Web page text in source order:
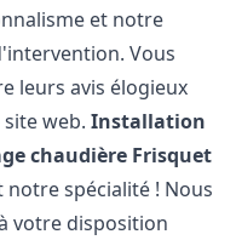
et notre
Vous
leurs avis élogieux
web.Installation
chaudière Frisquet
notre spécialité ! Nous
votre disposition